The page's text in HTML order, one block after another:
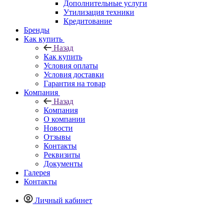
Дополнительные услуги
Утилизация техники
Кредитование
Бренды
Как купить
Назад
Как купить
Условия оплаты
Условия доставки
Гарантия на товар
Компания
Назад
Компания
О компании
Новости
Отзывы
Контакты
Реквизиты
Документы
Галерея
Контакты
Личный кабинет